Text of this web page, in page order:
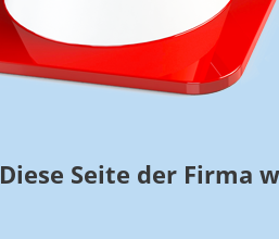
Diese Seite der Firma